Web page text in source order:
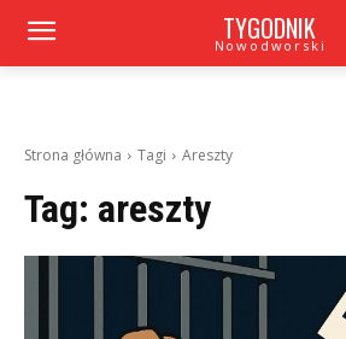
TYGODNIK
Nowodworski
Strona główna Tagi Areszty
Tag: areszty